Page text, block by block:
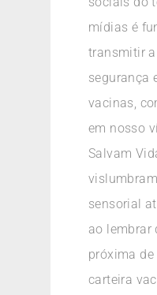
mídias é
transmitir
segurança
vacinas,
em nosso
Salvam
sensorial
ao lembrar
próxima
carteira